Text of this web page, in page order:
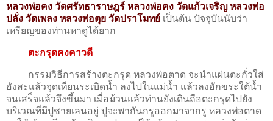
หลวงพ่อคง วัดศรัทธาราษฎร์ หลวงพ่อคง วัดแก้วเจริญ หลวงพ่อ
ปลั่ง วัดเพลง หลวงพ่อตุย วัดปราโมทย์ เป็นต้น ปัจจุบันนับว่า
เหรียญของท่านหาดูได้ยาก
ตะกรุดคงคาวดี
กรรมวิธีการสร้างตะกรุด หลวงพ่อตาด จะนำแผ่นตะกั่วใส่
อังสะแล้วจุดเทียนระเบิดน้ำ ลงไปในแม่น้ำ แล้วลงอักขระใต้น้ำ
จนเสร็จแล้วจึงขึ้นมา เมื่อม้วนแล้วท่านยังเดินถือตะกรุดไปยัง
บริเวณที่มีปูชายเลนอยู่ ปูจะพากันกรูออกมาจากรู หลวงพ่อตาด